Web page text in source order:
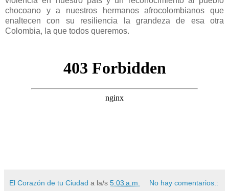
chocoano y a nuestros hermanos afrocolombianos que
enaltecen con su resiliencia la grandeza de esa otra
Colombia, la que todos queremos.
El Corazón de tu Ciudad a la/s 5:03 a.m. No hay comentarios.: